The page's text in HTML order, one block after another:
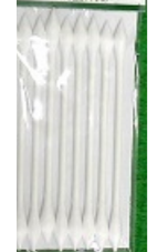
¥550 （税込）
品番：4472F
型式：Nゲージ